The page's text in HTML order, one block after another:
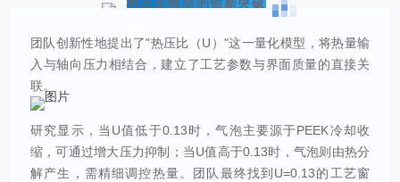
团队创新性地提出了"热压比（U）"这一量化模型，将热量输
入与轴向压力相结合，建立了工艺参数与界面质量的直接关
联。
研究显示，当U值低于0.13时，气泡主要源于PEEK冷却收
缩，可通过增大压力抑制；当U值高于0.13时，气泡则由热分
解产生，需精细调控热量。团队最终找到U=0.13的工艺窗